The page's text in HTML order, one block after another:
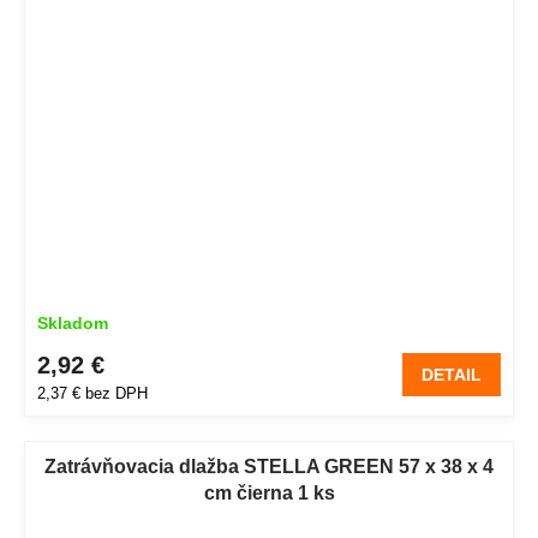
Skladom
2,37 € bez DPH
2,92 € DETAIL
Zatrávňovacia dlažba STELLA GREEN 57 x 38 x 4
cm čierna 1 ks